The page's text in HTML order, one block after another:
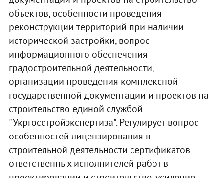
объектов, особенности проведения
реконструкции территорий при наличии
исторической застройки, вопрос
информационного обеспечения
градостроительной деятельности,
организации проведения комплексной
государственной документации и проектов на
строительство единой службой
"Укргосстройэкспертиза". Регулирует вопрос
особенностей лицензирования в
строительной деятельности сертификатов
ответственных исполнителей работ в